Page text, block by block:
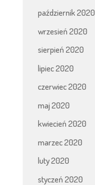
październik 2020
wrzesień 2020
sierpień 2020
lipiec 2020
czerwiec 2020
maj 2020
kwiecień 2020
marzec 2020
luty 2020
styczeń 2020